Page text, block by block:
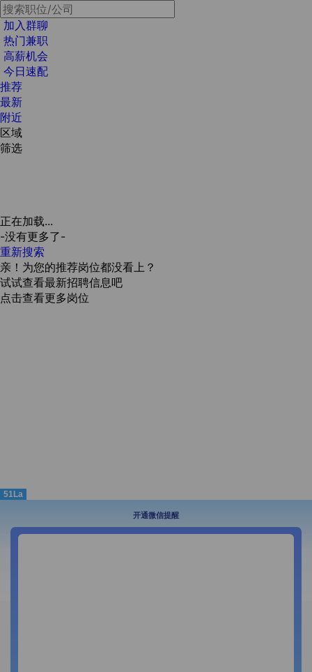
加入群聊
热门兼职
高薪机会
今日速配
推荐
最新
附近
区域
筛选
正在加载...
-没有更多了-
重新搜索
亲！为您的推荐岗位都没看上？
试试查看最新招聘信息吧
点击查看更多岗位
51La
开通微信提醒